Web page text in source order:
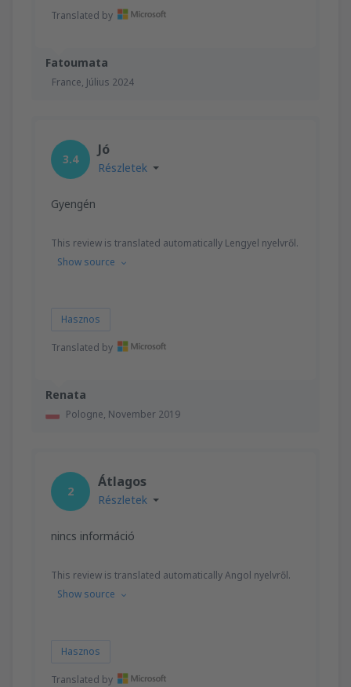
Fatoumata
France, Július 2024
Translated by
Renata
Pologne, November 2019
3.4
Jó
Részletek
Gyengén
This review is translated automatically Lengyel nyelvről.
Show source
Hasznos
Translated by
2
Átlagos
Részletek
nincs információ
This review is translated automatically Angol nyelvről.
Show source
Hasznos
Translated by